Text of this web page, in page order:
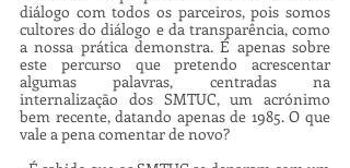
diálogo com todos os parceiros, pois somos
cultores do diálogo e da transparência, como
a nossa prática demonstra. É apenas sobre
este percurso que pretendo acrescentar
algumas palavras, centradas na
internalização dos SMTUC, um acrónimo
bem recente, datando apenas de 1985. O que
vale a pena comentar de novo?